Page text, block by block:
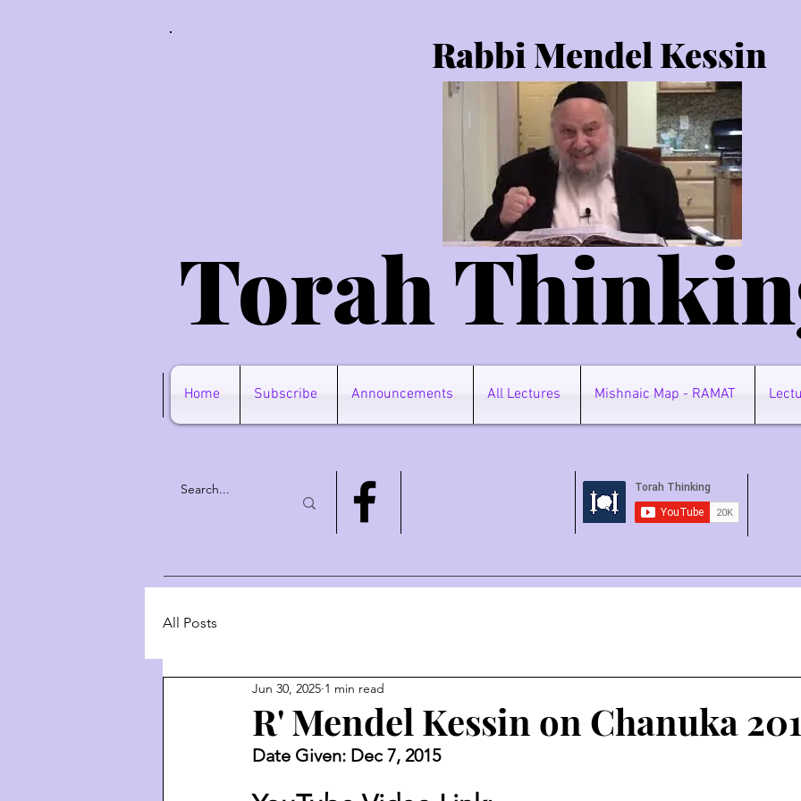
Rabbi Mendel Kessin
Torah
Home Subscribe Announcements All Lectures Mishnaic Map - RAMAT
All Posts
R' Mendel Kessin on Chanuka
Jun 30, 2025 1 min read
Date Given: Dec 7, 2015